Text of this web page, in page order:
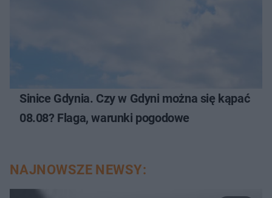
Sinice Gdynia. Czy w Gdyni można się kąpać
08.08? Flaga, warunki pogodowe
NAJNOWSZE NEWSY: